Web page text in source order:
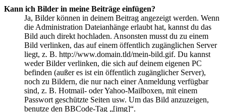
Kann ich Bilder in meine Beiträge einfügen?
Ja, Bilder können in deinem Beitrag angezeigt werden. Wenn
die Administration Dateianhänge erlaubt hat, kannst du das
Bild auch direkt hochladen. Ansonsten musst du zu einem
Bild verlinken, das auf einem öffentlich zugänglichen Server
liegt, z. B. http://www.domain.tld/mein-bild.gif. Du kannst
weder Bilder verlinken, die sich auf deinem eigenen PC
befinden (außer es ist ein öffentlich zugänglicher Server),
noch zu Bildern, die nur nach einer Anmeldung verfügbar
sind, z. B. Hotmail- oder Yahoo-Mailboxen, mit einem
Passwort geschützte Seiten usw. Um das Bild anzuzeigen,
benutze den BBCode-Tag „[img]“.